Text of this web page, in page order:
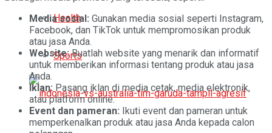
Health
Sports
Media sosial: Gunakan media sosial seperti Instagram,
Facebook, dan TikTok untuk mempromosikan produk
atau jasa Anda.
Website:Buatlah website yang menarik dan informatif
untuk memberikan informasi tentang produk atau jasa
Anda.
Iklan: Pasang iklan di media cetak, media elektronik,
atau platform online.
Event dan pameran: Ikuti event dan pameran untuk
memperkenalkan produk atau jasa Anda kepada calon